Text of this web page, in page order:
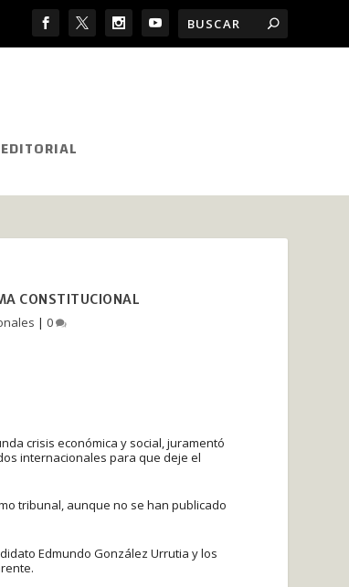
EDITORIAL
CONSTITUCIONAL
|0
crisis económica y social, juramentó
internacionales para que deje el
tribunal, aunque no se han publicado
Edmundo González Urrutia y los